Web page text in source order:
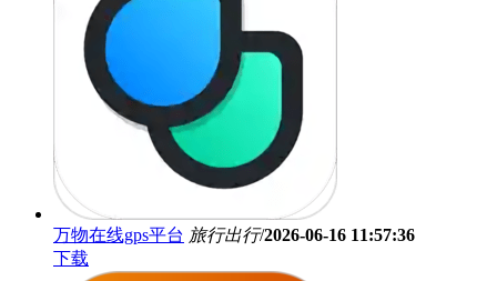
万物在线gps平台 旅行出行/2026-06-16 11:57:36
下载